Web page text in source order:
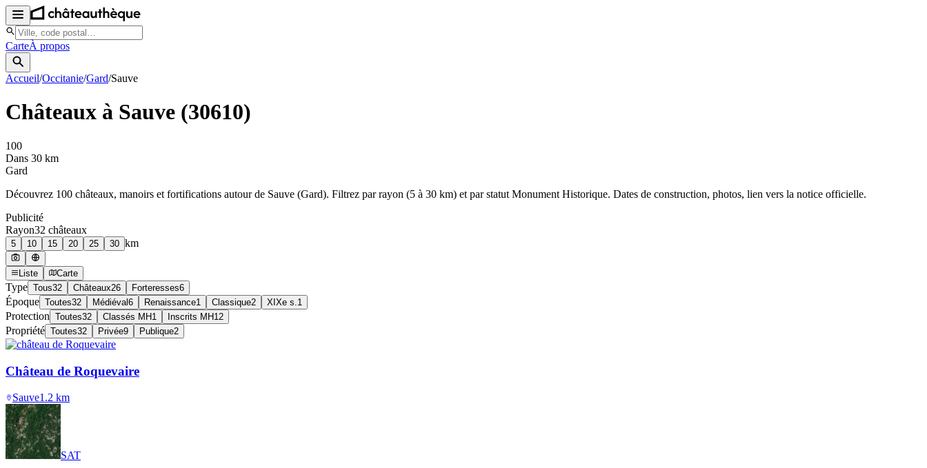
CarteÀ propos
Accueil/Occitanie/Gard/Sauve
Châteaux à Sauve (30610)
100
Dans 30 km
Gard
Découvrez 100 châteaux, manoirs et fortifications autour de Sauve (Gard). Filtrez par rayon (5 à 30 km) et par statut Monument Historique. Dates de construction, photos, lien vers la notice officielle.
Publicité
Rayon32 châteaux
5 10 15 20 25 30 km
Liste Carte
Type Tous32 Châteaux26 Forteresses6
Époque Toutes32 Médiéval 6 Renaissance1 Classique2 XIXe s. 1
Protection Toutes32 Classés MH1 Inscrits MH12
Propriété Toutes32 Privée9 Publique2
Château de Roquevaire
Sauve1.2 km
SAT